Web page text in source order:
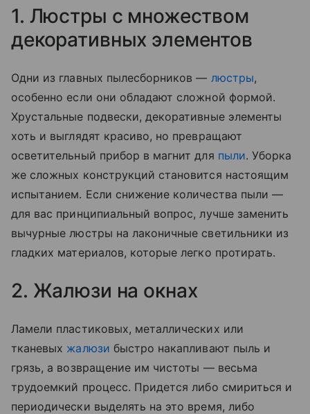
1. Люстры с множеством
декоративных элементов
Одни из главных пылесборников — люстры,
особенно если они обладают сложной формой.
Хрустальные подвески, декоративные элементы
хоть и выглядят красиво, но превращают
осветительный прибор в магнит для пыли. Уборка
же сложных конструкций становится настоящим
испытанием. Если снижение количества пыли —
для вас принципиальный вопрос, лучше заменить
вычурные люстры на лаконичные светильники из
гладких материалов, которые легко протирать.
2. Жалюзи на окнах
Ламели пластиковых, металлических или
тканевых жалюзи быстро накапливают пыль и
грязь, а возвращение им чистоты — весьма
трудоемкий процесс. Придется либо смириться и
периодически выделять на это время, либо